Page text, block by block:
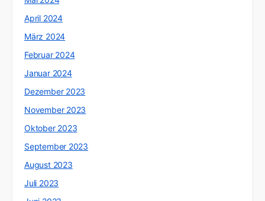
April 2024
März 2024
Februar 2024
Januar 2024
Dezember 2023
November 2023
Oktober 2023
September 2023
August 2023
Juli 2023